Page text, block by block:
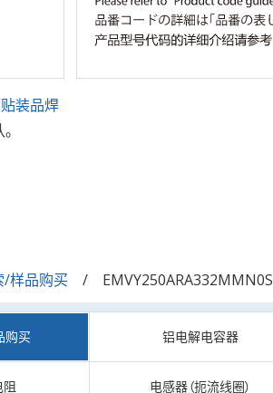
贴装品焊
/样品购买 EMVY250ARA332MMN0S
购买 铝电解电容器
阻 电感器（扼流线圈）